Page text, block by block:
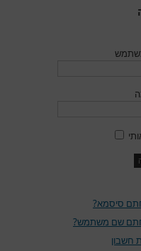
סיסמא?
שם משתמש?
חשבון